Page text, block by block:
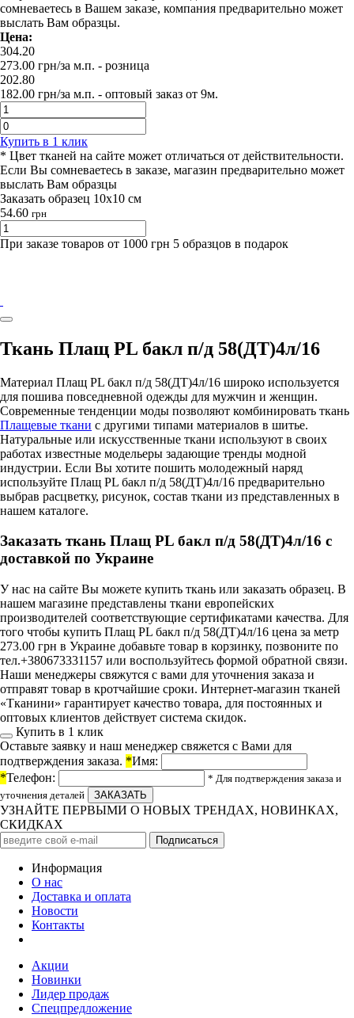
сомневаетесь в Вашем заказе, компания предварительно может
выслать Вам образцы.
Цена:
304.20
273.00 грн/за м.п. - розница
202.80
182.00 грн/за м.п. - оптовый заказ от 9м.
Купить в 1 клик
* Цвет тканей на сайте может отличаться от действительности.
Если Вы сомневаетесь в заказе, магазин предварительно может
выслать Вам образцы
Заказать образец 10х10 см
54.60 грн
При заказе товаров от 1000 грн 5 образцов в подарок
Ткань Плащ PL бакл п/д 58(ДТ)4л/16
Материал Плащ PL бакл п/д 58(ДТ)4л/16 широко используется
для пошива повседневной одежды для мужчин и женщин.
Современные тенденции моды позволяют комбинировать ткань
Плащевые ткани с другими типами материалов в шитье.
Натуральные или искусственные ткани используют в своих
работах известные модельеры задающие тренды модной
индустрии. Если Вы хотите пошить молодежный наряд
используйте Плащ PL бакл п/д 58(ДТ)4л/16 предварительно
выбрав расцветку, рисунок, состав ткани из представленных в
нашем каталоге.
Заказать ткань Плащ PL бакл п/д 58(ДТ)4л/16 с
доставкой по Украине
У нас на сайте Вы можете купить ткань или заказать образец. В
нашем магазине представлены ткани европейских
производителей соответствующие сертификатами качества. Для
того чтобы купить Плащ PL бакл п/д 58(ДТ)4л/16 цена за метр
273.00 грн в Украине добавьте товар в корзинку, позвоните по
тел.+380673331157 или воспользуйтесь формой обратной связи.
Наши менеджеры свяжутся с вами для уточнения заказа и
отправят товар в кротчайшие сроки. Интернет-магазин тканей
«Тканини» гарантирует качество товара, для постоянных и
оптовых клиентов действует система скидок.
Купить в 1 клик
Оставьте заявку и наш менеджер свяжется с Вами для
подтверждения заказа. *Имя:
*Телефон:
* Для подтверждения заказа и
уточнения деталей
УЗНАЙТЕ ПЕРВЫМИ О НОВЫХ ТРЕНДАХ, НОВИНКАХ,
СКИДКАХ
Информация
О нас
Доставка и оплата
Новости
Контакты
Акции
Новинки
Лидер продаж
Спецпредложение